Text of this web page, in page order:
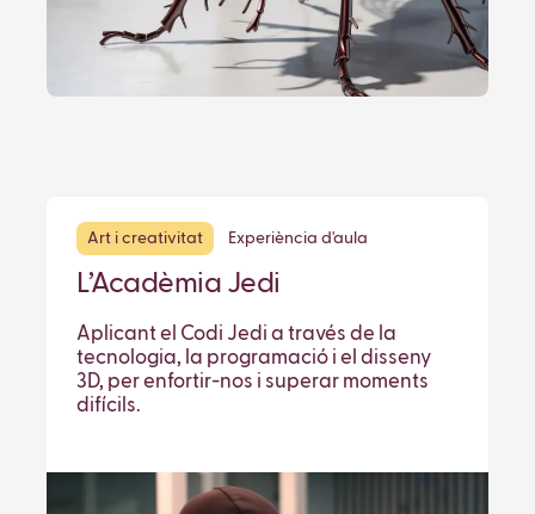
Art i creativitat Experiència d'aula
L’Acadèmia Jedi
Aplicant el Codi Jedi a través de la
tecnologia, la programació i el disseny
3D, per enfortir-nos i superar moments
difícils.